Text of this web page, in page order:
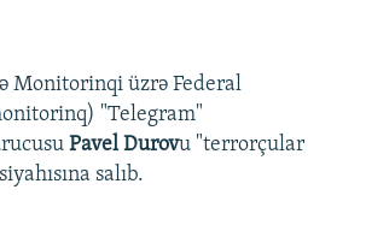
Monitorinqi üzrə Federal
"Telegram"
Pavel Durovu "terrorçular
salıb.